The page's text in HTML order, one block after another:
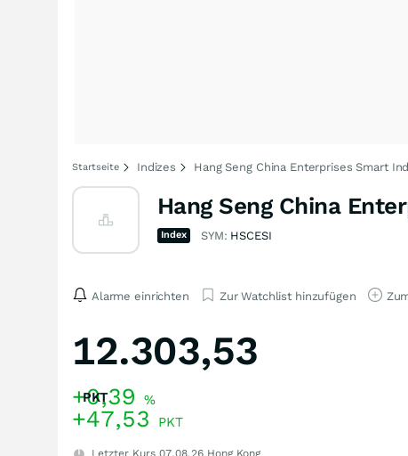
Startseite Indizes Hang Seng China Enterprises Smart
Hang Seng China
Index SYM: HSCESI
Alarme einrichten Zur Watchlist hinzufügen
12.303,53
PKT
+0,39 %
+47,53 PKT
Letzter Kurs 07.08.26 Hong Kong